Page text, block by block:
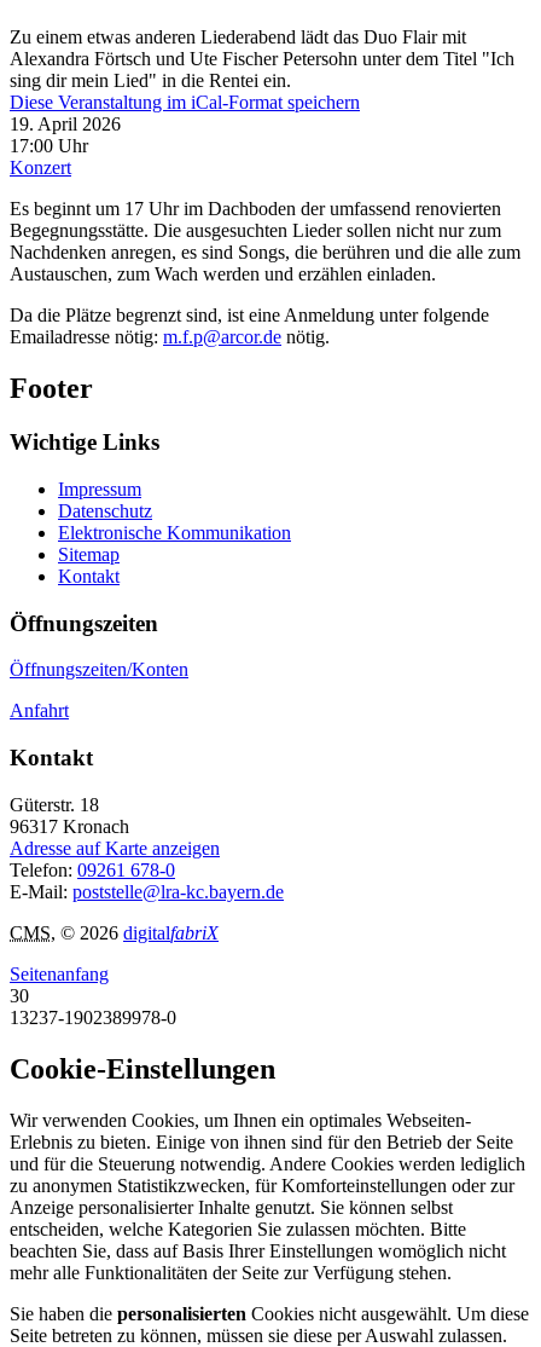
Zu einem etwas anderen Liederabend lädt das Duo Flair mit
Alexandra Förtsch und Ute Fischer Petersohn unter dem Titel "Ich
sing dir mein Lied" in die Rentei ein.
Diese Veranstaltung im iCal-Format speichern
19. April 2026
17:00 Uhr
Konzert
Es beginnt um 17 Uhr im Dachboden der umfassend renovierten
Begegnungsstätte. Die ausgesuchten Lieder sollen nicht nur zum
Nachdenken anregen, es sind Songs, die berühren und die alle zum
Austauschen, zum Wach werden und erzählen einladen.
Da die Plätze begrenzt sind, ist eine Anmeldung unter folgende
Emailadresse nötig: m.f.p@arcor.de nötig.
Footer
Wichtige Links
Impressum
Datenschutz
Elektronische Kommunikation
Sitemap
Kontakt
Öffnungszeiten
Öffnungszeiten/Konten
Anfahrt
Kontakt
Güterstr. 18
96317 Kronach
Adresse auf Karte anzeigen
Telefon: 09261 678-0
E-Mail: poststelle@lra-kc.bayern.de
CMS, © 2026 digitalfabriX
Seitenanfang
30
13237-1902389978-0
Cookie-Einstellungen
Wir verwenden Cookies, um Ihnen ein optimales Webseiten-
Erlebnis zu bieten. Einige von ihnen sind für den Betrieb der Seite
und für die Steuerung notwendig. Andere Cookies werden lediglich
zu anonymen Statistikzwecken, für Komforteinstellungen oder zur
Anzeige personalisierter Inhalte genutzt. Sie können selbst
entscheiden, welche Kategorien Sie zulassen möchten. Bitte
beachten Sie, dass auf Basis Ihrer Einstellungen womöglich nicht
mehr alle Funktionalitäten der Seite zur Verfügung stehen.
Sie haben die personalisierten Cookies nicht ausgewählt. Um diese
Seite betreten zu können, müssen sie diese per Auswahl zulassen.